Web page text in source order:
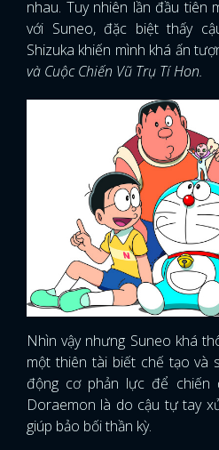
nhau. Tuy nhiên lần đầu tiên
với Suneo, đặc biệt thấy
Shizuka khiến mình khá ấn
và Cuộc Chiến Vũ Trụ Tí Hon.
Nhìn vậy nhưng Suneo khá
một thiên tài biết chế tạo và
động cơ phản lực để chiến
Doraemon là do cậu tự tay
giúp bảo bối thần kỳ.